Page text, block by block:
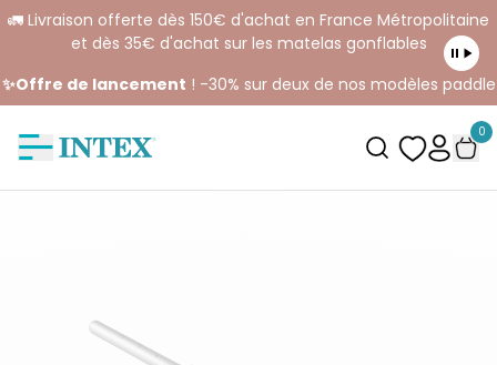
🚛 Livraison offerte dès 150€ d'achat en France Métropolitaine
et dès 35€ d'achat sur les matelas gonflables
✨Offre de lancement ! -30% sur deux de nos modèles paddle
0